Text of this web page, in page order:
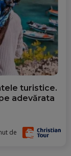
turistice.
adevărata
de